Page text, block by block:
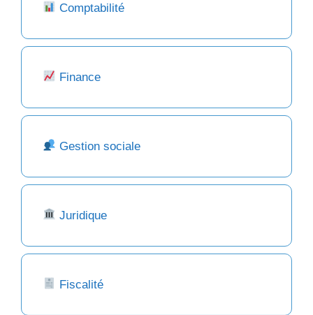
Comptabilité
Finance
Gestion sociale
Juridique
Fiscalité